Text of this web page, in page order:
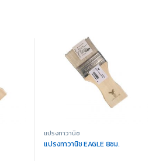
แปรงทาวานิช
แปรงทาวานิช EAGLE 8ซม.